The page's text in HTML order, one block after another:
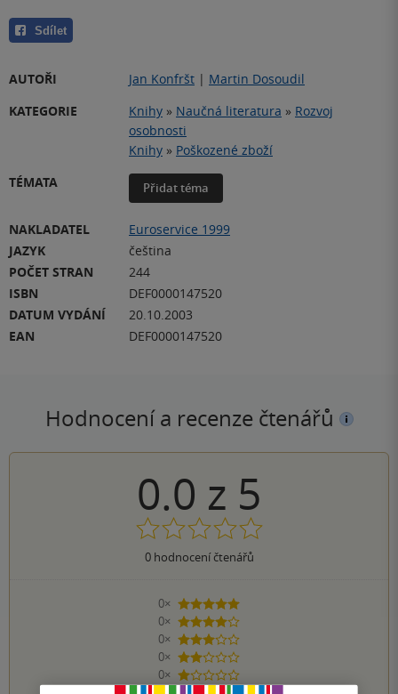
Sdílet
AUTOŘI Jan Konfršt | Martin Dosoudil
KATEGORIE
Knihy » Naučná literatura » Rozvoj
osobnosti
Knihy » Poškozené zboží
TÉMATA
Přidat téma
NAKLADATEL
Euroservice 1999
JAZYK
čeština
POČET STRAN
244
ISBN
DEF0000147520
DATUM VYDÁNÍ
20.10.2003
EAN
DEF0000147520
Hodnocení a recenze čtenářů
0.0 z 5
0hodnocení čtenářů
0×
5 hvězdiček
0×
4 hvězdičky
0×
3 hvězdičky
0×
2 hvězdičky
0×
1 hvezdička